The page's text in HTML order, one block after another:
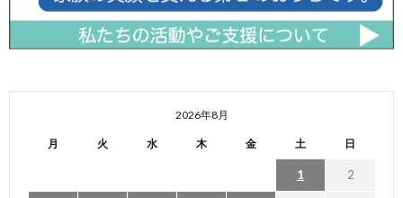
2026年8月
月 火 水 木 金 土 日
1 2